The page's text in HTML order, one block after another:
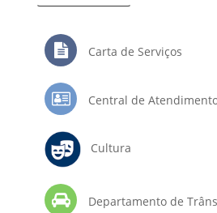
Carta de Serviços
Central de
Cultura
Departamento de